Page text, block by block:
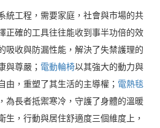
統工程，需要家庭，社會與市場的共
正確的工具往往能收到事半功倍的效
吸收與防漏性能，解決了失禁護理的
與尊嚴； 電動輪椅以其強大的動力與
由，重塑了其生活的主導權； 電熱毯
為長者抵禦寒冷，守護了身體的溫暖
生，行動與居住舒適度三個維度上，